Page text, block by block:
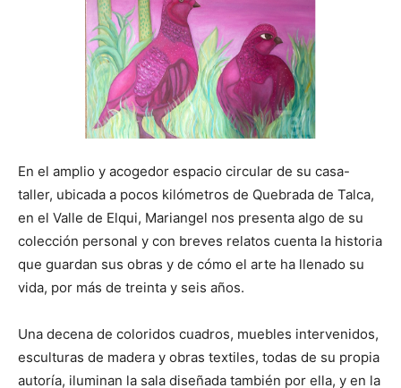
En el amplio y acogedor espacio circular de su casa-
taller, ubicada a pocos kilómetros de Quebrada de Talca,
en el Valle de Elqui, Mariangel nos presenta algo de su
colección personal y con breves relatos cuenta la historia
que guardan sus obras y de cómo el arte ha llenado su
vida, por más de treinta y seis años.
Una decena de coloridos cuadros, muebles intervenidos,
esculturas de madera y obras textiles, todas de su propia
autoría, iluminan la sala diseñada también por ella, y en la